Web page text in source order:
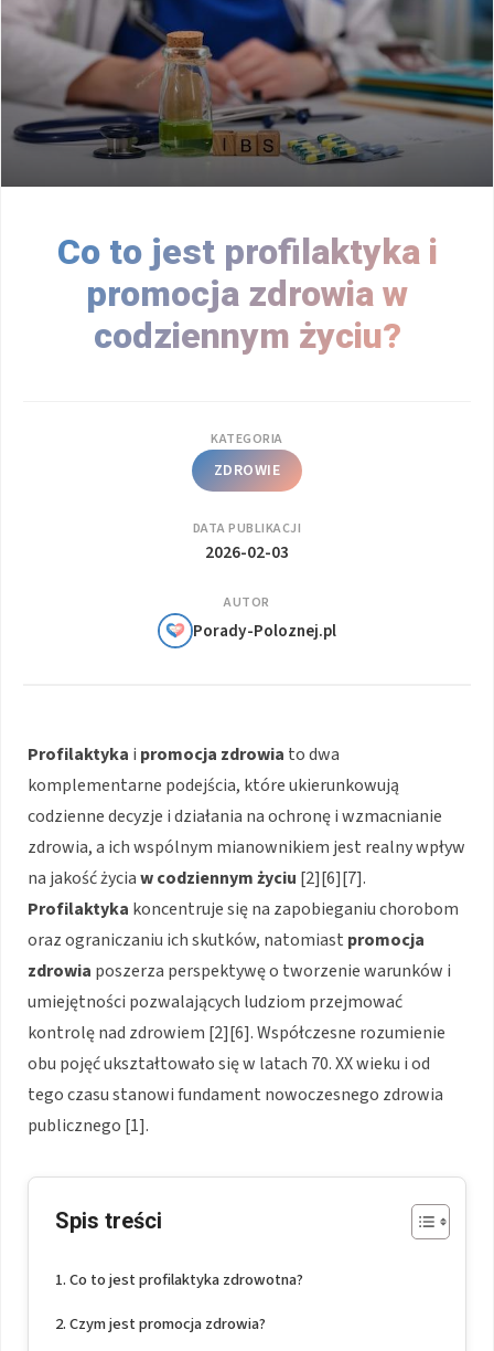
Co to jest profilaktyka i
promocja zdrowia w
codziennym życiu?
KATEGORIA
ZDROWIE
DATA PUBLIKACJI
2026-02-03
AUTOR
Porady-Poloznej.pl
Profilaktyka i promocja zdrowia to dwa
komplementarne podejścia, które ukierunkowują
codzienne decyzje i działania na ochronę i wzmacnianie
zdrowia, a ich wspólnym mianownikiem jest realny wpływ
na jakość życiaw codziennym życiu [2][6][7].
Profilaktyka koncentruje się na zapobieganiu chorobom
oraz ograniczaniu ich skutków, natomiast promocja
zdrowia poszerza perspektywę o tworzenie warunków i
umiejętności pozwalających ludziom przejmować
kontrolę nad zdrowiem [2][6]. Współczesne rozumienie
obu pojęć ukształtowało się w latach 70. XX wieku i od
tego czasu stanowi fundament nowoczesnego zdrowia
publicznego [1].
Spis treści
Co to jest profilaktyka zdrowotna?
Czym jest promocja zdrowia?